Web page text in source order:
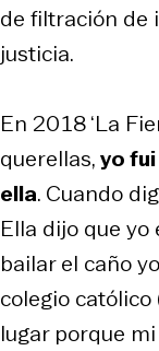
de filtración de
justicia.
En 2018 ‘La
querellas,yo
ella. Cuando
Ella dijo que
bailar el caño
colegio católico
lugar porque